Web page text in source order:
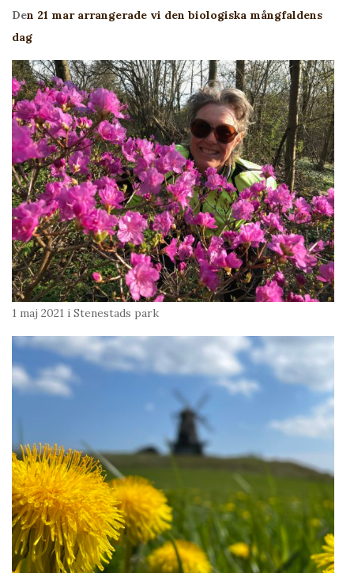
Den 21 mar arrangerade vi den biologiska mångfaldens
dag
1 maj 2021 i Stenestads park